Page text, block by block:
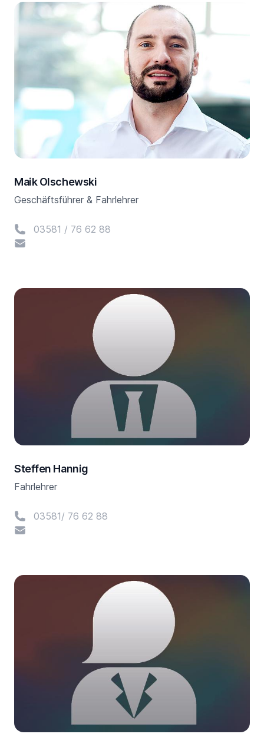
Maik Olschewski
Geschäftsführer & Fahrlehrer
Telefon03581 / 76 62 88
E-Mail
Steffen Hannig
Fahrlehrer
Telefon03581/ 76 62 88
E-Mail